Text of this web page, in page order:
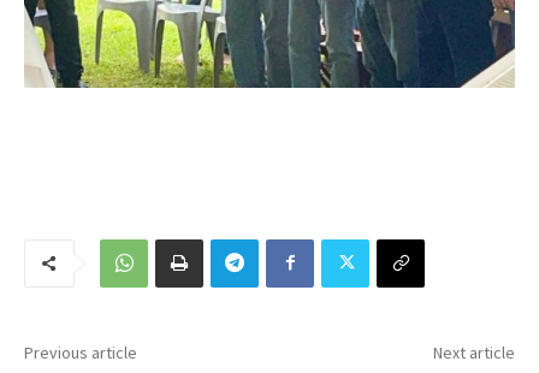
Previous article Next article